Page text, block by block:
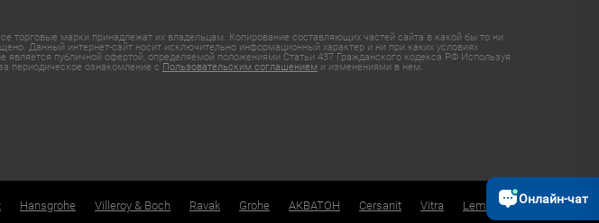
марки принадлежат их владельцам. Копирование составляющих частей сайта в какой бы то ни
Данный интернет-сайт носит исключительно информационный характер и ни при каких условиях
публичной офертой, определяемой положениями Статьи 437 Гражданского кодекса РФ Используя
периодическое ознакомление с Пользовательским соглашением и изменениями в нем.
Hansgrohe Villeroy & Boch Ravak Grohe АКВАТОН Cersanit Vitra Lemark
Онлайн-чат